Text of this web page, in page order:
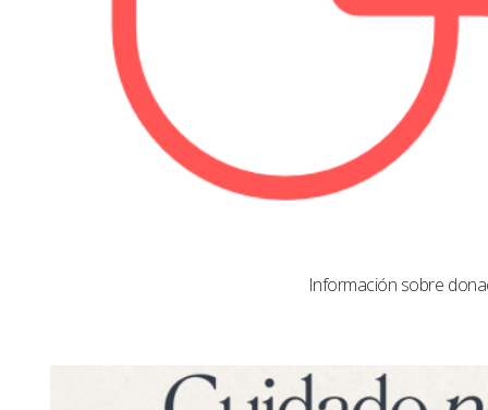
Información sobre